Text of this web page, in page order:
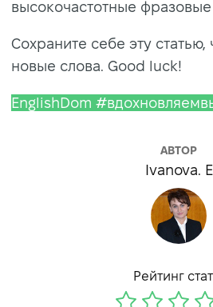
высокочастотные фразовые
Сохраните себе эту статью,
новые слова. Good luck!
EnglishDom
АВТОР
Ivanova. E
Рейтинг